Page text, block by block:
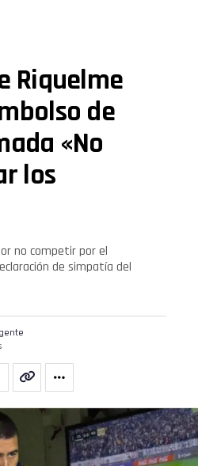
Riquelme
de
«No
los
no competir por el
de simpatía del